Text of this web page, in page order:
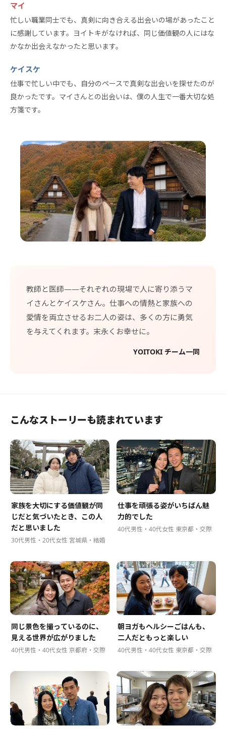
マイ
忙しい職業同士でも、真剣に向き合える出会いの場があったこと
に感謝しています。ヨイトキがなければ、同じ価値観の人にはな
かなか出会えなかったと思います。
ケイスケ
仕事で忙しい中でも、自分のペースで真剣な出会いを探せたのが
良かったです。マイさんとの出会いは、僕の人生で一番大切な処
方箋です。
教師と医師——それぞれの現場で人に寄り添うマ
イさんとケイスケさん。仕事への情熱と家族への
愛情を両立させるお二人の姿は、多くの方に勇気
を与えてくれます。末永くお幸せに。
YOITOKI チーム一同
こんなストーリーも読まれています
家族を大切にする価値観が同
じだと気づいたとき、この人
だと思いました
30代男性・20代女性 宮城県・結婚
仕事を頑張る姿がいちばん魅
力的でした
40代男性・40代女性 東京都・交際
同じ景色を撮っているのに、
見える世界が広がりました
40代男性・40代女性 京都府・交際
朝ヨガもヘルシーごはんも、
二人だともっと楽しい
40代男性・40代女性 東京都・交際